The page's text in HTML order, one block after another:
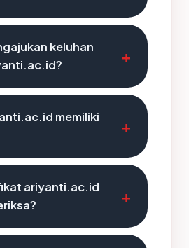
keluhan
memiliki
ariyanti.ac.id